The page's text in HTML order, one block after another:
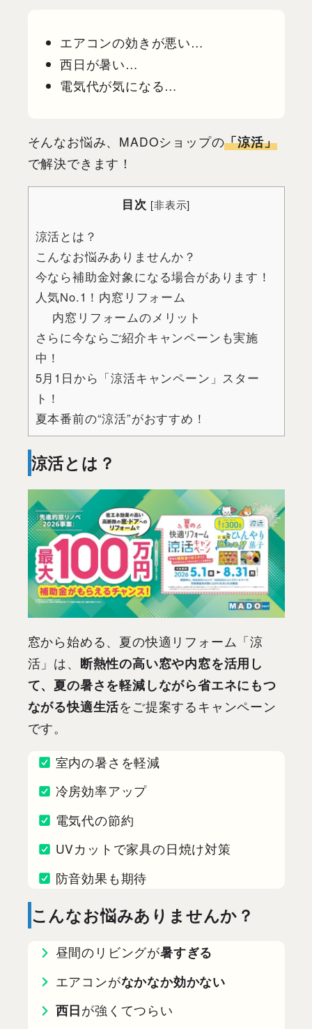
エアコンの効きが悪い…
西日が暑い…
電気代が気になる…
そんなお悩み、MADOショップの「涼活」
で解決できます！
目次 [非表示]
涼活とは？
こんなお悩みありませんか？
今なら補助金対象になる場合があります！
人気No.1！内窓リフォーム
内窓リフォームのメリット
さらに今ならご紹介キャンペーンも実施
中！
5月1日から「涼活キャンペーン」スター
ト！
夏本番前の“涼活”がおすすめ！
涼活とは？
窓から始める、夏の快適リフォーム「涼
活」は、 断熱性の高い窓や内窓を活用し
て、夏の暑さを軽減しながら省エネにもつ
ながる快適生活をご提案するキャンペーン
です。
室内の暑さを軽減
冷房効率アップ
電気代の節約
UVカットで家具の日焼け対策
防音効果も期待
こんなお悩みありませんか？
昼間のリビングが暑すぎる
エアコンがなかなか効かない
西日が強くてつらい